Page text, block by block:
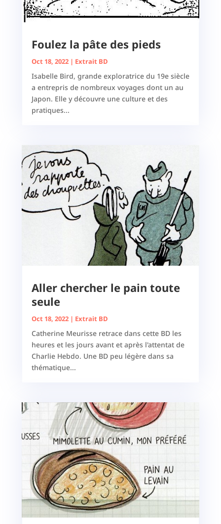
Foulez la pâte des pieds
Oct 18, 2022| Extrait BD
Isabelle Bird, grande exploratrice du 19e siècle
a entrepris de nombreux voyages dont un au
Japon. Elle y découvre une culture et des
pratiques...
Aller chercher le pain toute
seule
Oct 18, 2022| Extrait BD
Catherine Meurisse retrace dans cette BD les
heures et les jours avant et après l'attentat de
Charlie Hebdo. Une BD peu légère dans sa
thématique...